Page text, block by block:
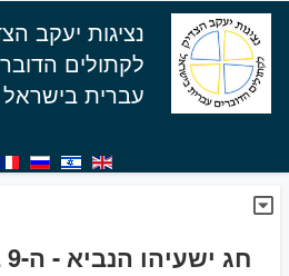
נציגות יעקב
לקתולים
עברית בישראל
חג ישעיהו הנביא - ה-9 במאי